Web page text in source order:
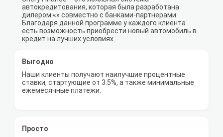
автокредитования, которая была разработана
дилером «» совместно с банками-партнерами.
Благодаря данной программе у каждого клиента
есть возможность приобрести новый автомобиль в
кредит на лучших условиях.
Выгодно
Наши клиенты получают наилучшие процентные
ставки, стартующие от 3.5%, а также минимальные
ежемесячные платежи.
Просто